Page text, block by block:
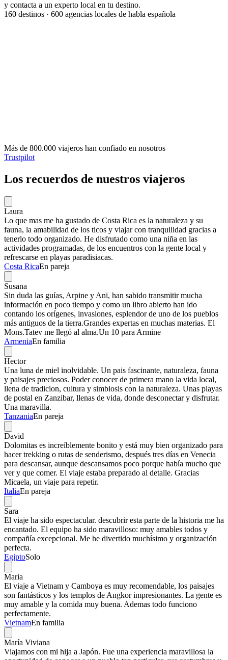
y contacta a un experto local en tu destino.
160 destinos · 600 agencias locales de habla española
Más de 800.000 viajeros han confiado en nosotros
Trustpilot
Los recuerdos de nuestros viajeros
Laura
Lo que mas me ha gustado de Costa Rica es la naturaleza y su
fauna, la amabilidad de los ticos y viajar con tranquilidad gracias a
tenerlo todo organizado. He disfrutado como una niña en las
actividades programadas, de los encuentros con la gente local y
refrescarse en playas paradisiacas.
Costa RicaEn pareja
Susana
Sin duda las guías, Arpine y Ani, han sabido transmitir mucha
información en poco tiempo y como un libro abierto han ido
contando los orígenes, invasiones, esplendor de uno de los pueblos
más antiguos de la tierra.Grandes expertas en muchas materias. El
Mons.Tatev me llegó al alma.Un 10 para Armine
ArmeniaEn familia
Hector
Una luna de miel inolvidable. Un pais fascinante, naturaleza, fauna
y paisajes preciosos. Poder conocer de primera mano la vida local,
llena de tradicion, cultura y simbiosis con la naturaleza. Unas playas
de postal en Zanzibar, llenas de vida, donde desconectar y disfrutar.
Una maravilla.
TanzaniaEn pareja
David
Dolomitas es increíblemente bonito y está muy bien organizado para
hacer trekking o rutas de senderismo, después tres días en Venecia
para descansar, aunque descansamos poco porque había mucho que
ver y que comer. El viaje estaba preparado al detalle. Gracias
Micaela, un viaje para repetir.
ItaliaEn pareja
Sara
El viaje ha sido espectacular. descubrir esta parte de la historia me ha
encantado. El equipo ha sido maravilloso: muy amables todos y
compañía excepcional. Me he divertido muchísimo y organización
perfecta.
EgiptoSolo
Maria
El viaje a Vietnam y Camboya es muy recomendable, los paisajes
son fantásticos y los templos de Angkor impresionantes. La gente es
muy amable y la comida muy buena. Ademas todo funciono
perfectamente.
VietnamEn familia
María Viviana
Viajamos con mi hija a Japón. Fue una experiencia maravillosa la